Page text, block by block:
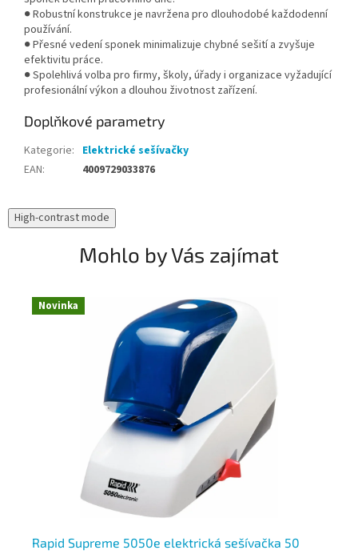
● Robustní konstrukce je navržena pro dlouhodobé každodenní
používání.
● Přesné vedení sponek minimalizuje chybné sešití a zvyšuje
efektivitu práce.
● Spolehlivá volba pro firmy, školy, úřady i organizace vyžadující
profesionální výkon a dlouhou životnost zařízení.
Doplňkové parametry
Kategorie: Elektrické sešívačky
EAN: 4009729033876
High-contrast mode
Mohlo by Vás zajímat
Novinka
Rapid Supreme 5050e elektrická sešívačka 50